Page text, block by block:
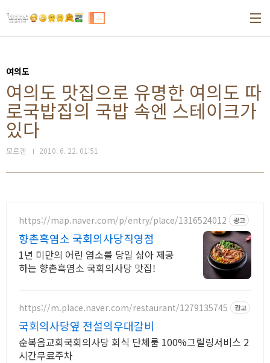
여의도
여의도 맛집으로 유명한 여의도 따
로국밥집의 국밥 속엔 스테이크가
있다
모르겐 2010. 6. 22. 01:51
https://map.naver.com/p/entry/place/1316524012 광고
향촌흑염소 국회의사당직영점
1년 미만의 어린 염소를 당일 삶아 제공
하는 향촌흑염소 국회의사당 맛집!
https://m.place.naver.com/restaurant/1279135745 광고
국회의사당옆 전설의우대갈비
순복음교회국회의사당 회식 단체룸 100%그릴링서비스 2
시간무료주차